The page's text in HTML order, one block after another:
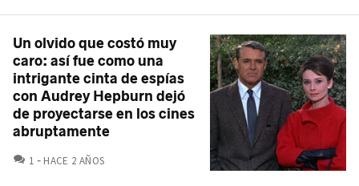
Un olvido que costó muy
caro: así fue como una
intrigante cinta de espías
con Audrey Hepburn dejó
de proyectarse en los cines
abruptamente
1 COMENTARIOS
HACE 2 AÑOS